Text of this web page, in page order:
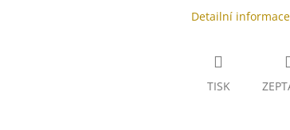
Detailní informace
TISK